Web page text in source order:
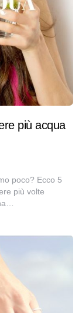
più acqua
poco? Ecco 5
più volte